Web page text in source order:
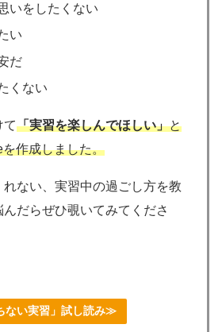
いをしたくない
い
だ
くない
て「実習を楽しんでほしい」と
作成しました。
ない、実習中の過ごし方を教
んだらぜひ覗いてみてくださ
ない実習」試し読み≫